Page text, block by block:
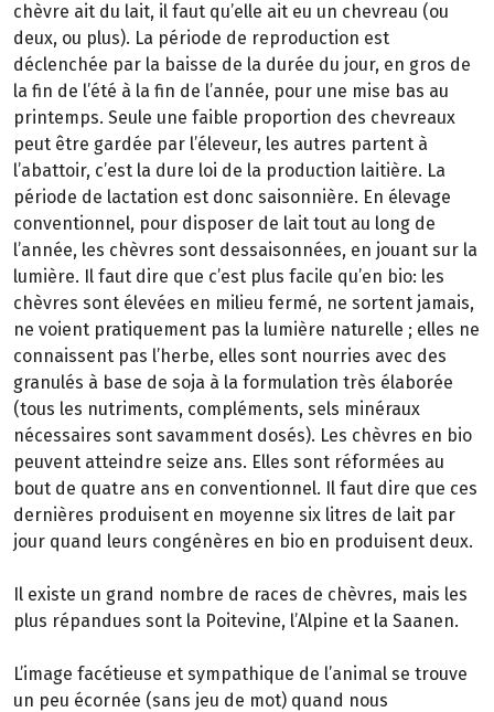
chèvre ait du lait, il faut qu’elle ait eu un chevreau (ou
deux, ou plus). La période de reproduction est
déclenchée par la baisse de la durée du jour, en gros de
la fin de l’été à la fin de l’année, pour une mise bas au
printemps. Seule une faible proportion des chevreaux
peut être gardée par l’éleveur, les autres partent à
l’abattoir, c’est la dure loi de la production laitière. La
période de lactation est donc saisonnière. En élevage
conventionnel, pour disposer de lait tout au long de
l’année, les chèvres sont dessaisonnées, en jouant sur la
lumière. Il faut dire que c’est plus facile qu’en bio: les
chèvres sont élevées en milieu fermé, ne sortent jamais,
ne voient pratiquement pas la lumière naturelle ; elles ne
connaissent pas l’herbe, elles sont nourries avec des
granulés à base de soja à la formulation très élaborée
(tous les nutriments, compléments, sels minéraux
nécessaires sont savamment dosés). Les chèvres en bio
peuvent atteindre seize ans. Elles sont réformées au
bout de quatre ans en conventionnel. Il faut dire que ces
dernières produisent en moyenne six litres de lait par
jour quand leurs congénères en bio en produisent deux.
Il existe un grand nombre de races de chèvres, mais les
plus répandues sont la Poitevine, l’Alpine et la Saanen.
L’image facétieuse et sympathique de l’animal se trouve
un peu écornée (sans jeu de mot) quand nous